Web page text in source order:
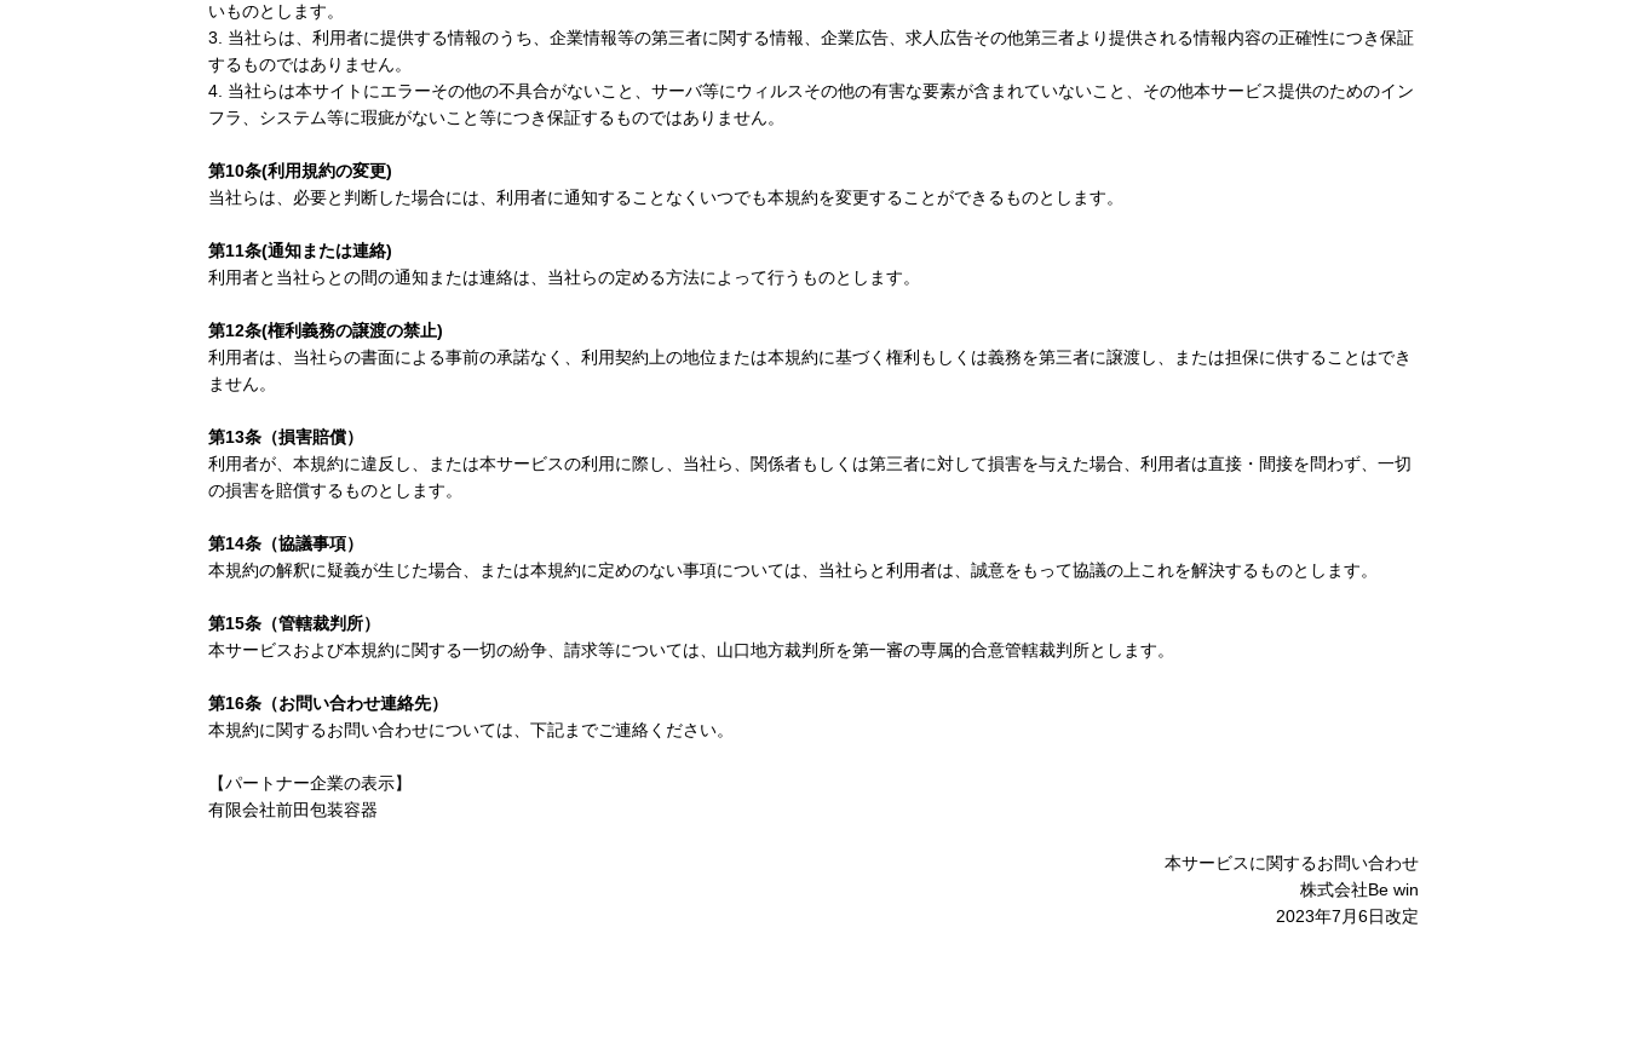
いものとします。
3. 当社らは、利用者に提供する情報のうち、企業情報等の第三者に関する情報、企業広告、求人広告その他第三者より提供される情報内容の正確性につき保証
するものではありません。
4. 当社らは本サイトにエラーその他の不具合がないこと、サーバ等にウィルスその他の有害な要素が含まれていないこと、その他本サービス提供のためのイン
フラ、システム等に瑕疵がないこと等につき保証するものではありません。
第10条(利用規約の変更)
当社らは、必要と判断した場合には、利用者に通知することなくいつでも本規約を変更することができるものとします。
第11条(通知または連絡)
利用者と当社らとの間の通知または連絡は、当社らの定める方法によって行うものとします。
第12条(権利義務の譲渡の禁止)
利用者は、当社らの書面による事前の承諾なく、利用契約上の地位または本規約に基づく権利もしくは義務を第三者に譲渡し、または担保に供することはでき
ません。
第13条（損害賠償）
利用者が、本規約に違反し、または本サービスの利用に際し、当社ら、関係者もしくは第三者に対して損害を与えた場合、利用者は直接・間接を問わず、一切
の損害を賠償するものとします。
第14条（協議事項）
本規約の解釈に疑義が生じた場合、または本規約に定めのない事項については、当社らと利用者は、誠意をもって協議の上これを解決するものとします。
第15条（管轄裁判所）
本サービスおよび本規約に関する一切の紛争、請求等については、山口地方裁判所を第一審の専属的合意管轄裁判所とします。
第16条（お問い合わせ連絡先）
本規約に関するお問い合わせについては、下記までご連絡ください。
【パートナー企業の表示】
有限会社前田包装容器
本サービスに関するお問い合わせ
株式会社Be win
2023年7月6日改定